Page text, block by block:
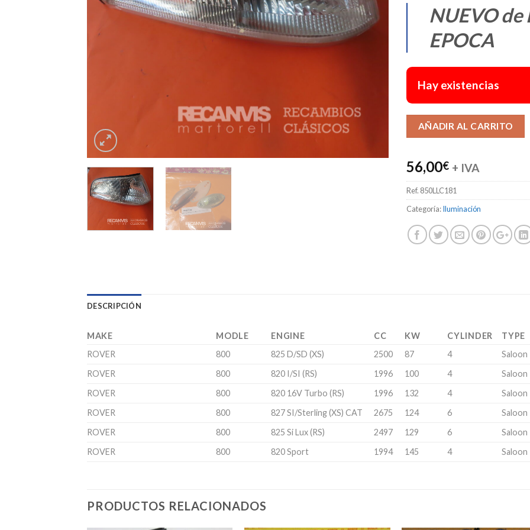
NUEVO de
EPOCA
Hay existencias
AÑADIR AL CARRITO
56,00€ + IVA
Ref. 850LLC181
Categoría:Iluminación
DESCRIPCIÓN
MAKE MODLE ENGINE CC KW CYLINDER TYPE
ROVER
800 825 D/SD (XS) 2500 87 4 Saloon
ROVER
800 820 I/SI (RS) 1996 100 4 Saloon
ROVER
800 820 16V Turbo (RS) 1996 132 4 Saloon
ROVER
800 827 SI/Sterling (XS) CAT 2675 124 6 Saloon
ROVER
800 825 Si Lux (RS) 2497 129 6 Saloon
ROVER
800 820 Sport 1994 145 4 Saloon
PRODUCTOS RELACIONADOS